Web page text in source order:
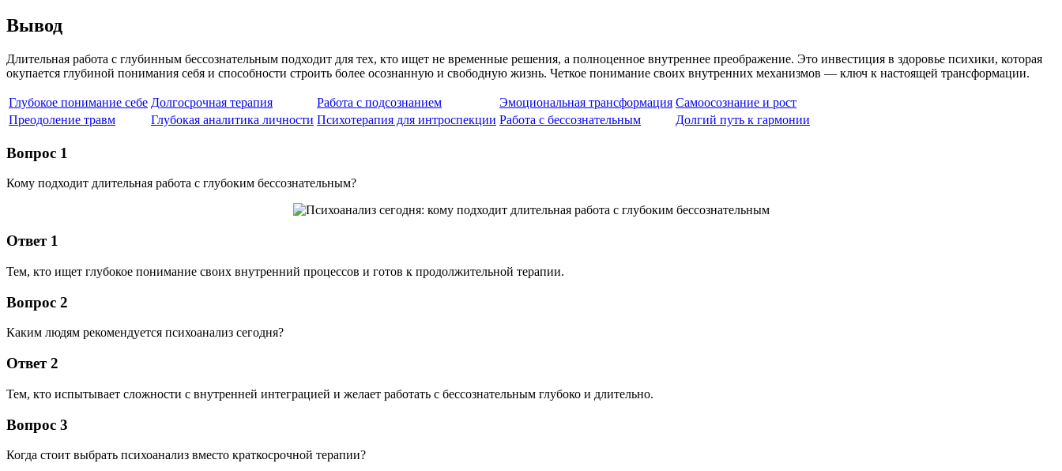
Вывод
Длительная работа с глубинным бессознательным подходит для тех, кто ищет не временные решения, а полноценное внутреннее преображение. Это инвестиция в здоровье психики, которая
окупается глубиной понимания себя и способности строить более осознанную и свободную жизнь. Четкое понимание своих внутренних механизмов — ключ к настоящей трансформации.
Глубокое понимание себе Долгосрочная терапия Работа с подсознанием Эмоциональная трансформация Самоосознание и рост
Преодоление травм
Глубокая аналитика личности Психотерапия для интроспекции Работа с бессознательным Долгий путь к гармонии
Вопрос 1
Кому подходит длительная работа с глубоким бессознательным?
Ответ 1
Тем, кто ищет глубокое понимание своих внутренний процессов и готов к продолжительной терапии.
Вопрос 2
Каким людям рекомендуется психоанализ сегодня?
Ответ 2
Тем, кто испытывает сложности с внутренней интеграцией и желает работать с бессознательным глубоко и длительно.
Вопрос 3
Когда стоит выбрать психоанализ вместо краткосрочной терапии?